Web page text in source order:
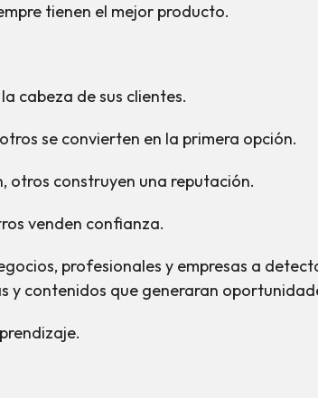
tienen el mejor producto.
cabeza de sus clientes.
se convierten en la primera opción.
otros construyen una reputación.
venden confianza.
profesionales y empresas a
y contenidos que generaran